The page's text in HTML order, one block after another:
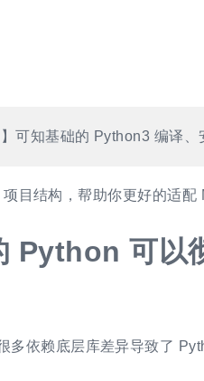
可知基础的 Python3 编译、
目结构，帮助你更好的适配
Python 可以
多依赖底层库差异导致了